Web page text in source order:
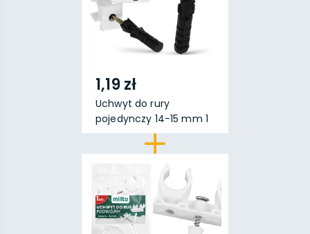
1,19 zł
Uchwyt do rury
pojedynczy 14-15 mm 1
szt...